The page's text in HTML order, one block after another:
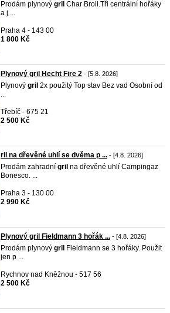
Prodám plynový gril Char Broil.Tři centrální hořáky
a j ...
Praha 4 - 143 00
1 800 Kč
Plynový gril Hecht Fire 2 - [5.8. 2026]
Plynový gril 2x použitý Top stav Bez vad Osobní od
...
Třebíč - 675 21
2 500 Kč
ril na dřevěné uhlí se dvěma p ... - [4.8. 2026]
Prodám zahradní gril na dřevěné uhlí Campingaz
Bonesco. ...
Praha 3 - 130 00
2 990 Kč
Plynový gril Fieldmann 3 hořák ... - [4.8. 2026]
Prodám plynový gril Fieldmann se 3 hořáky. Použit
jen p ...
Rychnov nad Kněžnou - 517 56
2 500 Kč